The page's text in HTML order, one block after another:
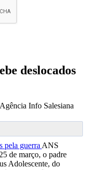
deslocados
Info Salesiana
ANS
de março, o padre
Adolescente, do